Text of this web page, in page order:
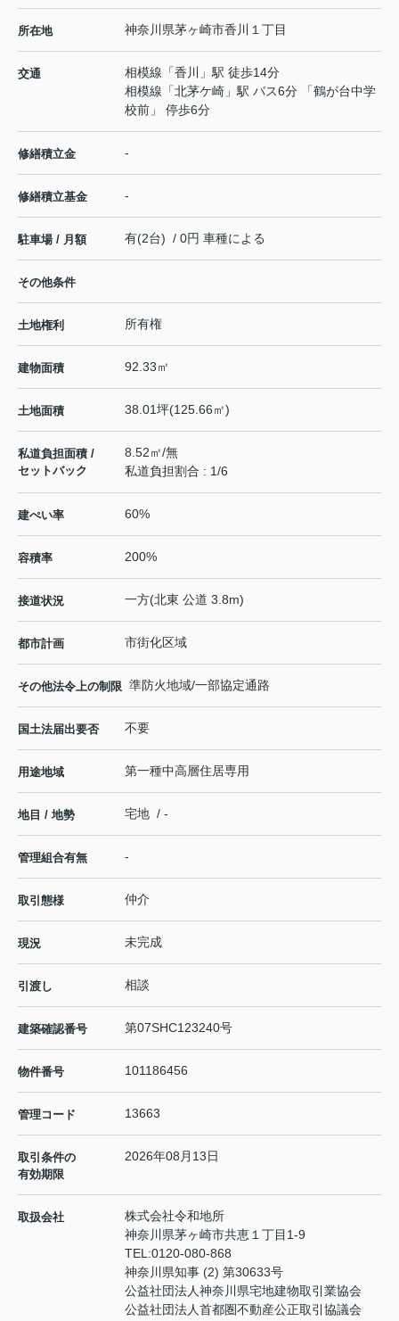
所在地 神奈川県茅ヶ崎市香川 １丁目
交通 相模線 「香川
」駅 徒歩14分
相模線 「北茅ケ崎 」駅 バス6分 「鶴が台中学
校前」 停歩6分
修繕積立金 -
修繕積立基金 -
駐車場 / 月額 有(2台) / 0円 車種による
その他条件
土地権利 所有権
建物面積 92.33㎡
土地面積 38.01坪(125.66㎡)
私道負担面積 /
セットバック
8.52㎡/無
私道負担割合 : 1/6
建ぺい率 60%
容積率 200%
接道状況 一方(北東 公道 3.8m)
都市計画 市街化区域
その他法令上の制限 準防火地域/一部協定通路
国土法届出要否 不要
用途地域 第一種中高層住居専用
地目 / 地勢 宅地 / -
管理組合有無 -
取引態様 仲介
現況 未完成
引渡し 相談
建築確認番号 第07SHC123240号
物件番号 101186456
管理コード 13663
取引条件の
有効期限
2026年08月13日
取扱会社
株式会社令和地所
神奈川県茅ヶ崎市共恵１丁目1-9
TEL:0120-080-868
神奈川県知事 (2) 第30633号
公益社団法人神奈川県宅地建物取引業協会
公益社団法人首都圏不動産公正取引協議会